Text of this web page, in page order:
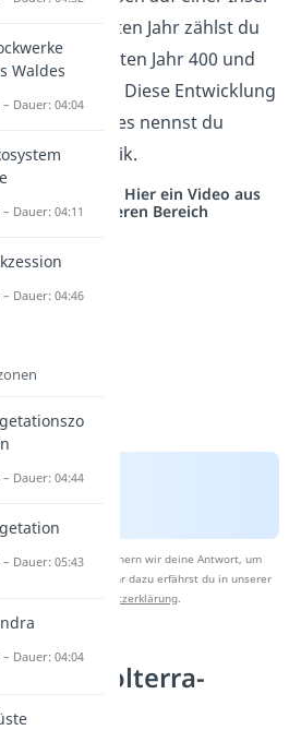
Im ersten Jahr zählst du
Hasen, im zweiten Jahr 400 und
Jahr 300. Diese Entwicklung
Hasenbestandes nennst du
vernetzt: Hier ein Video aus
einem anderen Bereich
Beantwortung speichern wir deine Antwort, um
zu verbessern. Mehr dazu erfährst du in unserer
Datenschutzerklärung.
Lotka-Volterra-
Waldes
– Dauer: 04:04
Dauer: 04:11
– Dauer: 04:46
– Dauer: 04:44
Dauer: 05:43
Dauer: 04:04